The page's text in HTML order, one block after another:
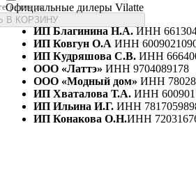
размеры
В КОРЗИНУ
Официальные дилеры Vilatte
ИП Благинина Н.А.ИНН
ИП Ковгун О.А ИНН
ИП Кудряшова С.В. ИНН
ООО «Латтэ» ИНН 9704089178
ООО «Модный дом» ИНН
ИП Хваталова Т.А. ИНН
ИП Ильина И.Г. ИНН
ИП Конакова О.Н.ИНН